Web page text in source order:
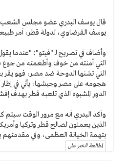
قال يوسف البدري عضو مجلس الشعب
يوسف القرضاوي، لدولة قطر، أمر
وأضاف في تصريح لـ "فيتو": "عندما
التي أمنته من خوف وأطعمته من جوع
التي تشنها الدوحة ضد مصر، فهو يقر
هجومه على مصر وجيشها، يأتي في إطار
الدور المشبوه الذي تلعبه قطر بهدف
وأكد البدري أنه مع مرور الوقت سيتم
الذين يعملون لصالح قطر وتركيا
بتهمة الخيانة العظمى، وفي
لمطالعة الخبر على